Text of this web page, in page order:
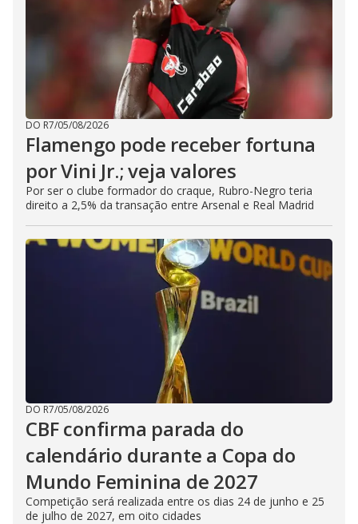
DO R7/05/08/2026
Flamengo pode receber fortuna
por Vini Jr.; veja valores
Por ser o clube formador do craque, Rubro-Negro teria
direito a 2,5% da transação entre Arsenal e Real Madrid
DO R7/05/08/2026
CBF confirma parada do
calendário durante a Copa do
Mundo Feminina de 2027
Competição será realizada entre os dias 24 de junho e 25
de julho de 2027, em oito cidades